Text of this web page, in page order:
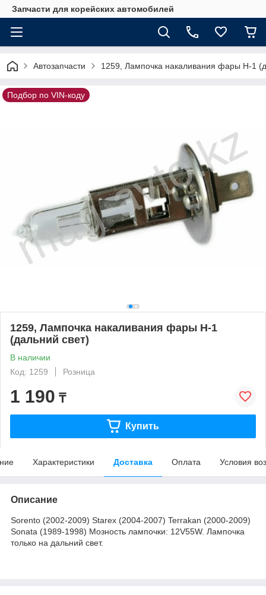
Запчасти для корейских автомобилей
Автозапчасти 1259, Лампочка накаливания фары Н-1
Подбор по VIN-коду
1259, Лампочка накаливания фары Н-1
(дальний свет)
В наличии
Код: 1259
Розница
1 190 ₸
Купить
Характеристики Доставка Оплата Условия
Описание
Sorento (2002-2009) Starex (2004-2007) Terrakan (2000-2009)
Sonata (1989-1998) Мозность лампочки: 12V55W. Лампочка
только на дальний свет.